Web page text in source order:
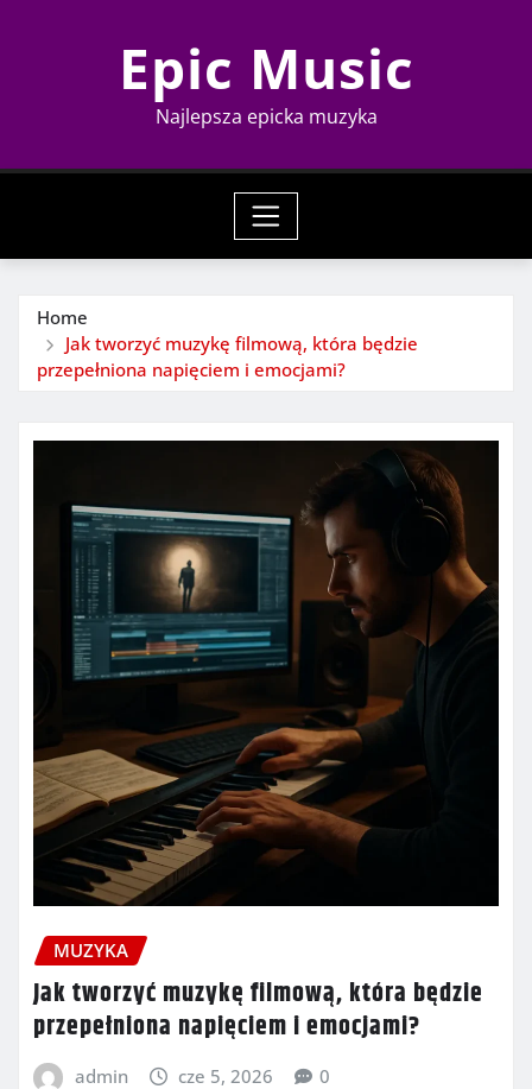
Epic Music
Najlepsza epicka muzyka
Home
Jak tworzyć muzykę filmową, która będzie
przepełniona napięciem i emocjami?
MUZYKA
Jak tworzyć muzykę filmową, która będzie
przepełniona napięciem i emocjami?
admin cze 5, 2026 0